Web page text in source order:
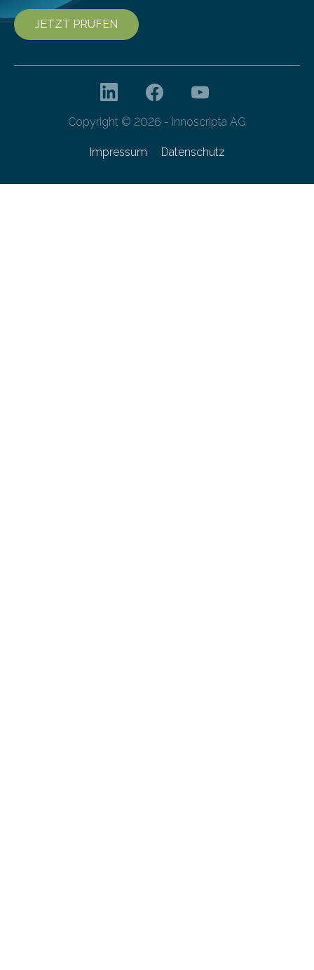
JETZT PRÜFEN
Copyright © 2026 - innoscripta AG
Impressum Datenschutz